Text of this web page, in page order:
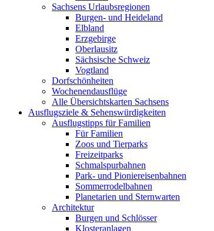
Sachsens Urlaubsregionen
Burgen- und Heideland
Elbland
Erzgebirge
Oberlausitz
Sächsische Schweiz
Vogtland
Dorfschönheiten
Wochenendausflüge
Alle Übersichtskarten Sachsens
Ausflugsziele & Sehenswürdigkeiten
Ausflugstipps für Familien
Für Familien
Zoos und Tierparks
Freizeitparks
Schmalspurbahnen
Park- und Pioniereisenbahnen
Sommerrodelbahnen
Planetarien und Sternwarten
Architektur
Burgen und Schlösser
Klosteranlagen